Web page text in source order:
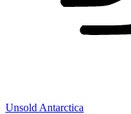
Unsold Antarctica